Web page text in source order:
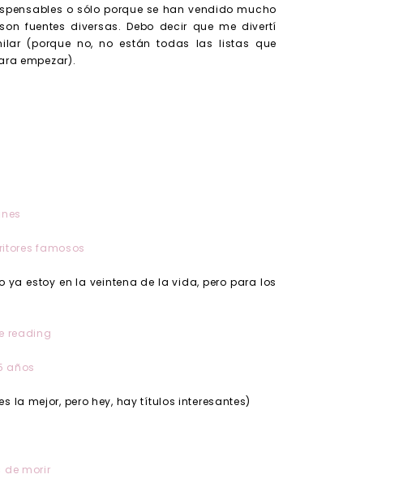
o sólo porque se han vendido mucho
fuentes diversas. Debo decir que me divertí
(porque no, no están todas las listas que
empezar).
famosos
ya estoy en la veintena de la vida, pero para los
reading
años
la mejor, pero hey, hay títulos interesantes)
de morir